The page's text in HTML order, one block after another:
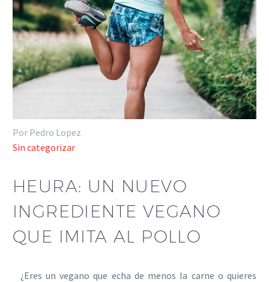
Por Pedro Lopez
Sin categorizar
HEURA: UN NUEVO
INGREDIENTE VEGANO
QUE IMITA AL POLLO
¿Eres un vegano que echa de menos la carne o quieres